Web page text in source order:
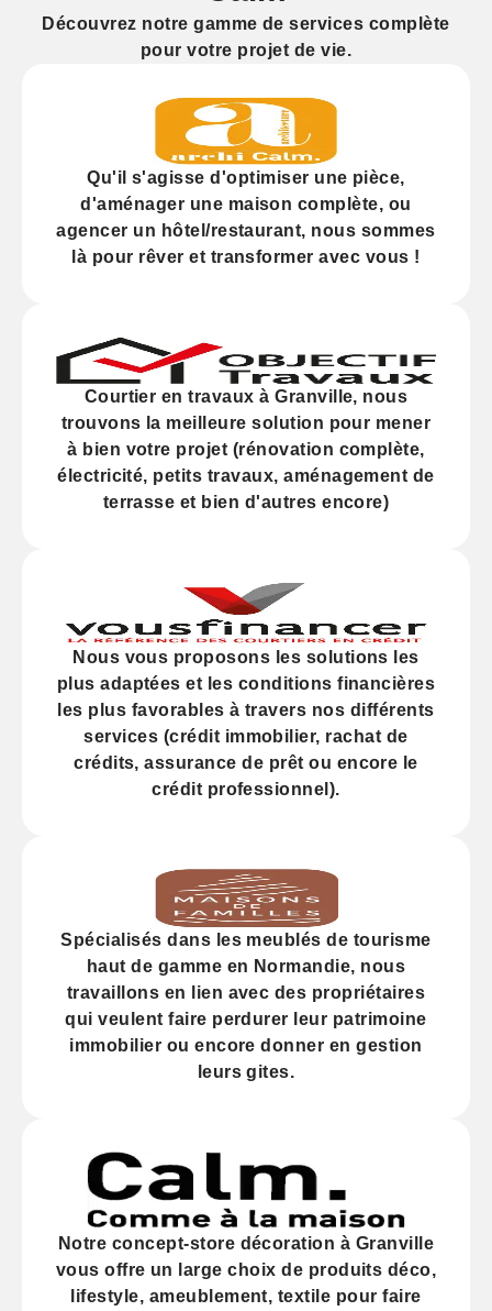
Découvrez notre gamme de services complète
pour votre projet de vie.
Qu'il s'agisse d'optimiser une pièce,
d'aménager une maison complète, ou
agencer un hôtel/restaurant, nous sommes
là pour rêver et transformer avec vous !
Courtier en travaux à Granville, nous
trouvons la meilleure solution pour mener
à bien votre projet (rénovation complète,
électricité, petits travaux, aménagement de
terrasse et bien d'autres encore)
Nous vous proposons les solutions les
plus adaptées et les conditions financières
les plus favorables à travers nos différents
services (crédit immobilier, rachat de
crédits,assurance de prêt ou encore le
crédit professionnel).
Spécialisés dans les meublés de tourisme
haut de gamme en Normandie, nous
travaillons en lien avec des propriétaires
qui veulent faire perdurer leur patrimoine
immobilier ou encore donner en gestion
leurs gites.
Notre concept-store décoration à Granville
vous offre un large choix de produits déco,
lifestyle, ameublement, textile pour faire